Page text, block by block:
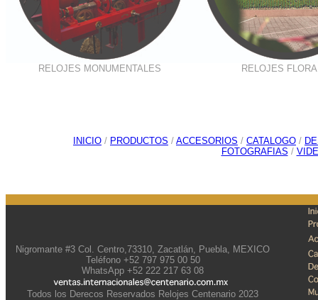
RELOJES MONUMENTALES RELOJES
INICIO / PRODUCTOS / ACCESORIOS / CATALOGO /
FOTOGRAFIAS /
Nigromante #3 Col. Centro,73310, Zacatlán, Puebla, MEXICO
Teléfono +52 797 975 00 50
WhatsApp +52 222 217 63 08
Todos los Derecos Reservados Relojes Centenario 2023